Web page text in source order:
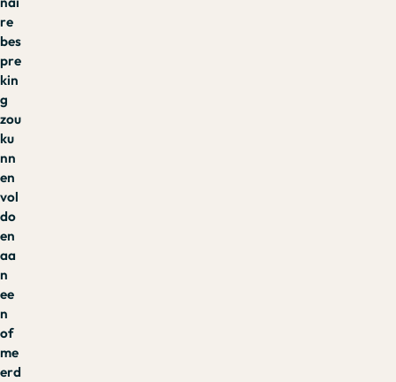
re
bes
pre
kin
g
zou
ku
nn
en
vol
do
en
aa
n
ee
n
of
me
erd